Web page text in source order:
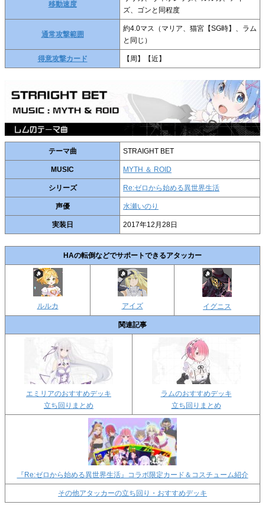
移動速度
ズ、ゴンと同程度
通常攻撃範囲
約4.0マス（マリア、猫宮【SG時】、ラム
と同じ）
得意攻撃カード 【周】【近】
テーマ曲 STRAIGHT BET
MUSIC MYTH ＆ ROID
シリーズ Re:ゼロから始める異世界生活
声優 水瀬いのり
実装日 2017年12月28日
HAの転倒などでサポートできるアタッカー
ルルカ アイズ イグニス
関連記事
エミリアのおすすめデッキ
立ち回りまとめ
ラムのおすすめデッキ
立ち回りまとめ
『Re:ゼロから始める異世界生活』コラボ限定カード＆コスチューム紹介
その他アタッカーの立ち回り・おすすめデッキ